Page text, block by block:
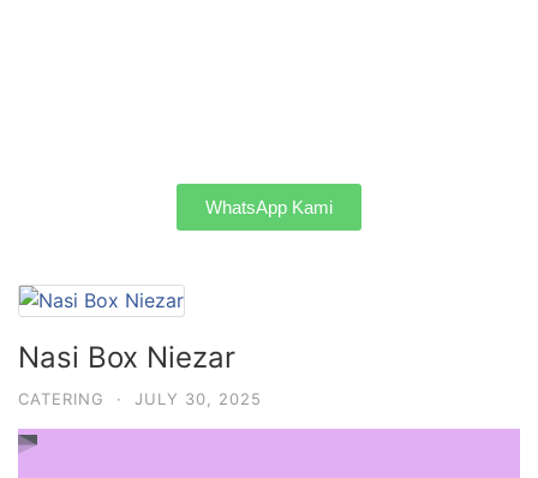
WhatsApp Kami
Nasi Box Niezar
CATERING · JULY 30, 2025